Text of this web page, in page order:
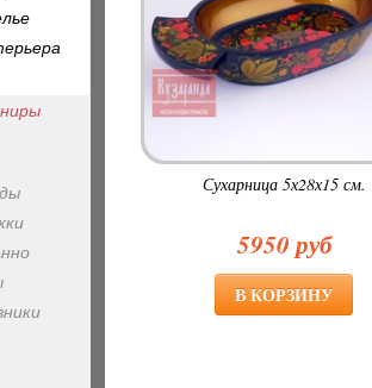
Сухарница 5х28х15 см.
5950 руб